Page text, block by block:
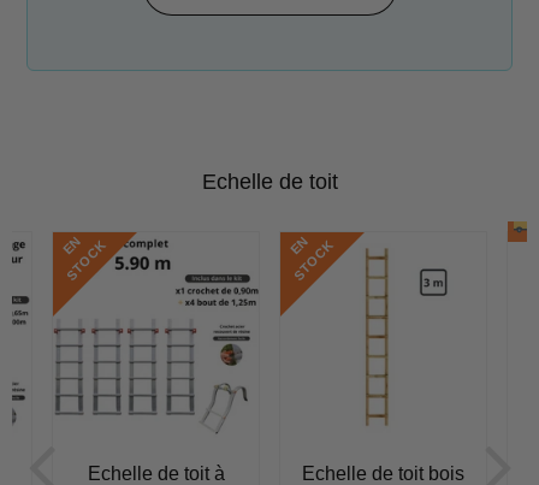
Echelle de toit
E
N
S
T
O
C
K
Echelle de toit à
E
N
S
T
O
C
K
Echelle de toit bois